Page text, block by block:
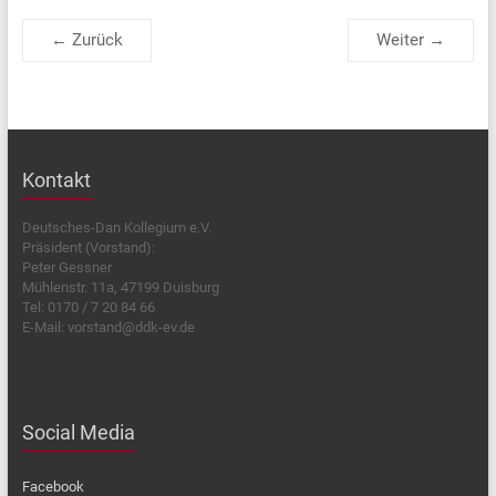
← Zurück Weiter →
Kontakt
Deutsches-Dan Kollegium e.V.
Präsident (Vorstand):
Peter Gessner
Mühlenstr. 11a, 47199 Duisburg
Tel: 0170 / 7 20 84 66
E-Mail: vorstand@ddk-ev.de
Social Media
Facebook